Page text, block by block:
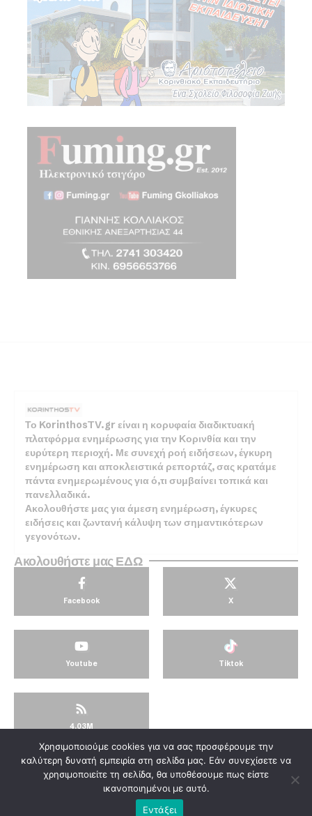
Το KorinthosTV.gr είναι η κορυφαία διαδικτυακή
πλατφόρμα ενημέρωσης για την Κορινθία και την
ευρύτερη περιοχή. Με συνεχή ροή ειδήσεων, έγκυρη
ενημέρωση και αποκλειστικά ρεπορτάζ, σας κρατάμε
πάντα ενημερωμένους για ό,τι συμβαίνει τοπικά και
πανελλαδικά.
Ακολουθήστε μας για άμεση ενημέρωση, έγκυρες
ειδήσεις και ζωντανή κάλυψη των σημαντικότερων
γεγονότων.
Ακολουθήστε μας ΕΔΩ
Facebook X
Youtube Tiktok
4.03M
© KorinthosTV @2025
Χρησιμοποιούμε cookies για να σας προσφέρουμε την
καλύτερη δυνατή εμπειρία στη σελίδα μας. Εάν συνεχίσετε να
χρησιμοποιείτε τη σελίδα, θα υποθέσουμε πως είστε
ικανοποιημένοι με αυτό.
Εντάξει